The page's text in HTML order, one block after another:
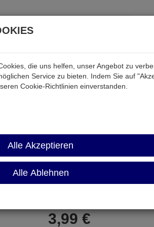
Audio & Video Strom Tab &
VRB-141M200
Potentiometer 200 KOhm
3,99 €
die uns helfen, unser Angebot zu
Service zu bieten. Indem Sie auf
Cookie-Richtlinien einverstanden.
Alle Akzeptieren
Alle Ablehnen